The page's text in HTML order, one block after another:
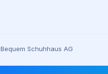
Bequem Schuhhaus AG